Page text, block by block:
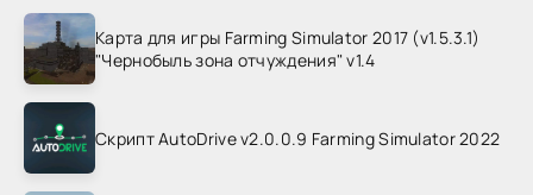
Карта для игры Farming Simulator 2017 (v1.5.3.1)
"Чернобыль зона отчуждения" v1.4
Скрипт AutoDrive v2.0.0.9 Farming Simulator 2022